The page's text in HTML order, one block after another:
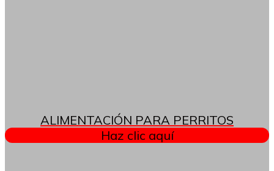
ALIMENTACIÓN PARA PERRITOS
Haz clic aquí